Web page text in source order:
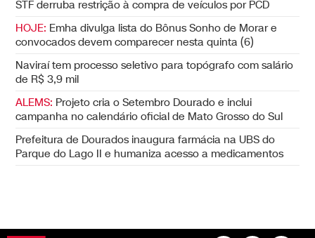
STF derruba restrição à compra de veículos por PCD
HOJE: Emha divulga lista do Bônus Sonho de Morar e
convocados devem comparecer nesta quinta (6)
Naviraí tem processo seletivo para topógrafo com salário
de R$ 3,9 mil
ALEMS: Projeto cria o Setembro Dourado e inclui
campanha no calendário oficial de Mato Grosso do Sul
Prefeitura de Dourados inaugura farmácia na UBS do
Parque do Lago II e humaniza acesso a medicamentos